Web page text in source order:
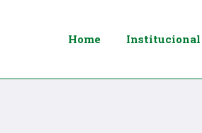
Home Institucional